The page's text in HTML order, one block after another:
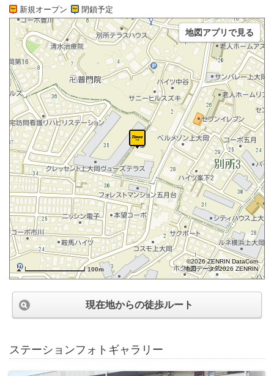
新規オープン 閉鎖予定
100m
©2026 ZENRIN DataCom
地図データ©2026 ZENRIN
地図アプリで見る
現在地からの徒歩ルート
ステーションフォトギャラリー